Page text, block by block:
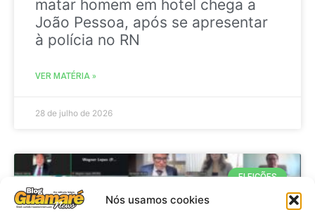
Nós usamos cookies
matar homem em hotel chega a
João Pessoa, após se apresentar
à polícia no RN
VER MATÉRIA »
28 de julho de 2026
ELEIÇÕES